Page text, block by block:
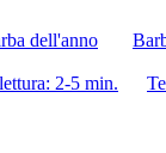
dell'anno
2-5 min.